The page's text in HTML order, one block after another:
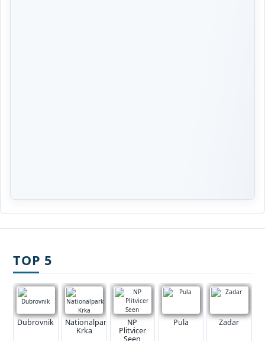
TOP 5
Dubrovnik
Nationalpark
Krka
NP
Plitvicer
Pula Zadar